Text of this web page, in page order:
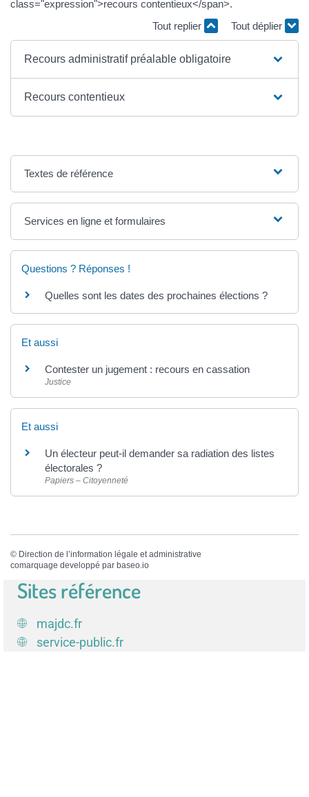
class="expression">recours contentieux</span>.
Tout replier
Tout déplier
Recours administratif préalable obligatoire
Recours contentieux
Textes de référence
Services en ligne et formulaires
Questions ? Réponses !
Quelles sont les dates des prochaines élections ?
Et aussi
Contester un jugement : recours en cassation
Justice
Et aussi
Un électeur peut-il demander sa radiation des listes
électorales ?
Papiers – Citoyenneté
© Direction de l’information légale et administrative
comarquage developpé par baseo.io
Sites référence
majdc.fr
service-public.fr